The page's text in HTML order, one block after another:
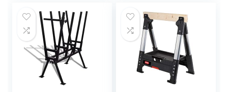
metalen poten, tot
1300 kg
belastbaar, 69 x 10
x 83 cm